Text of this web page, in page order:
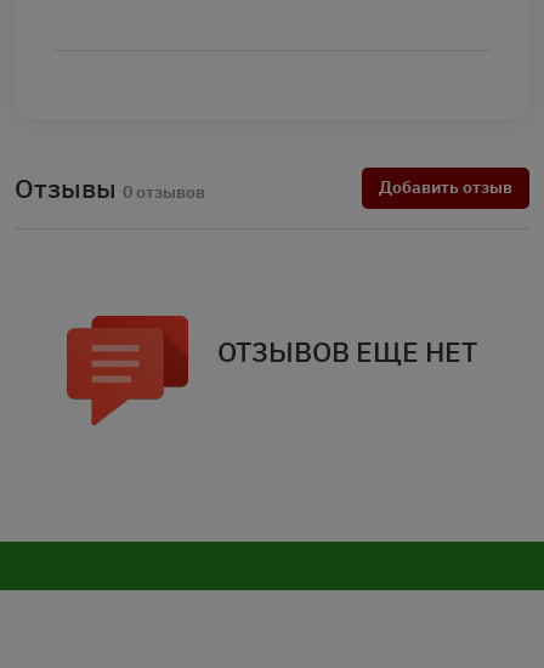
Отзывы 0 отзывов Добавить отзыв
ОТЗЫВОВ ЕЩЕ НЕТ